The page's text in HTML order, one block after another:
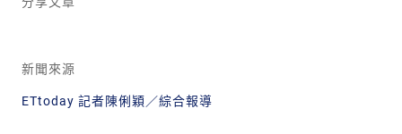
新聞來源
ETtoday 記者陳俐穎／綜合報導